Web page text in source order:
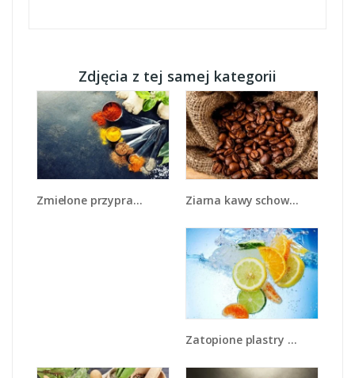
Zdjęcia z tej samej kategorii
Zmielone przyprawy w miarkach - JN735 Ziarna kawy schowane w ciemnym worku - JN660
Zatopione plastry owoców - JN057